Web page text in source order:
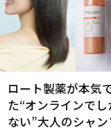
ロート製薬が本気
た“オンラインでし
ない”大人のシャ